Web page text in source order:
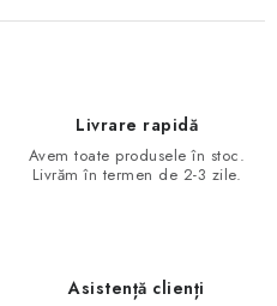
Livrare rapidă
Avem toate produsele în stoc.
Livrăm în termen de 2-3 zile.
Asistență clienți